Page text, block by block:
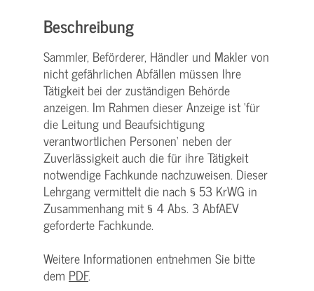
Beschreibung
Sammler, Beförderer, Händler und Makler von
nicht gefährlichen Abfällen müssen Ihre
Tätigkeit bei der zuständigen Behörde
anzeigen. Im Rahmen dieser Anzeige ist ‘für
die Leitung und Beaufsichtigung
verantwortlichen Personen‘ neben der
Zuverlässigkeit auch die für ihre Tätigkeit
notwendige Fachkunde nachzuweisen. Dieser
Lehrgang vermittelt die nach § 53 KrWG in
Zusammenhang mit § 4 Abs. 3 AbfAEV
geforderte Fachkunde.
Weitere Informationen entnehmen Sie bitte
dem PDF.